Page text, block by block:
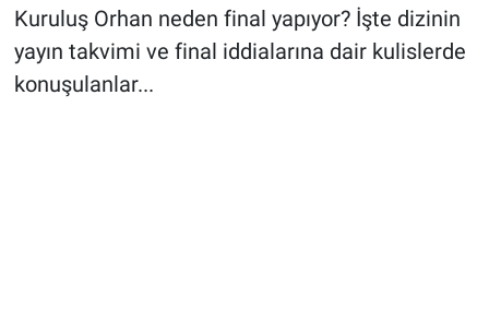
Kuruluş Orhan neden final yapıyor? İşte dizinin
yayın takvimi ve final iddialarına dair kulislerde
konuşulanlar...